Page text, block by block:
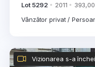
Lot 5292 2011
Vânzător privat /
Vizionarea s-a